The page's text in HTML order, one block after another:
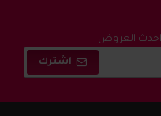
احدث العروض
اشترك